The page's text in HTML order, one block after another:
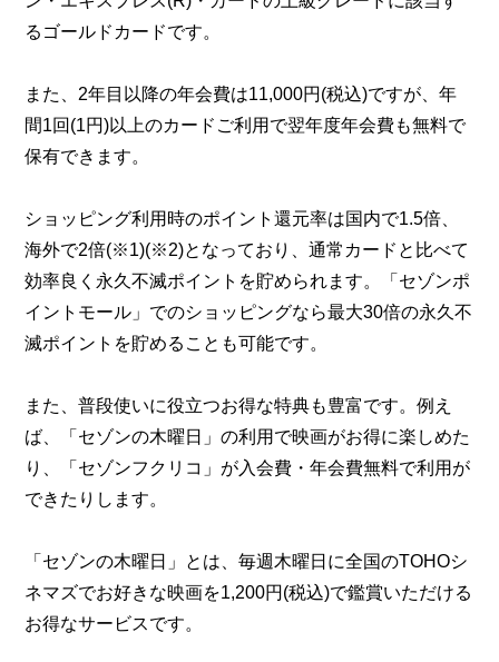
るゴールドカードです。
また、2年目以降の年会費は11,000円(税込)ですが、年
間1回(1円)以上のカードご利用で翌年度年会費も無料で
保有できます。
ショッピング利用時のポイント還元率は国内で1.5倍、
海外で2倍(※1)(※2)となっており、通常カードと比べて
効率良く永久不滅ポイントを貯められます。「セゾンポ
イントモール」でのショッピングなら最大30倍の永久不
滅ポイントを貯めることも可能です。
また、普段使いに役立つお得な特典も豊富です。例え
ば、「セゾンの木曜日」の利用で映画がお得に楽しめた
り、「セゾンフクリコ」が入会費・年会費無料で利用が
できたりします。
「セゾンの木曜日」とは、毎週木曜日に全国のTOHOシ
ネマズでお好きな映画を1,200円(税込)で鑑賞いただける
お得なサービスです。